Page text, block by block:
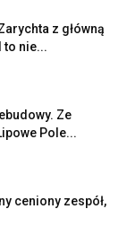
z główną
to nie...
Ze
Pole...
ceniony zespół,